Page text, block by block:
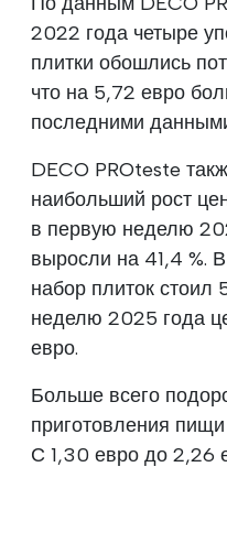
2022 года четыре
плитки обошлись
что на 5,72 евро
последними
DECO PROteste
наибольший рост
в первую неделю
выросли на 41,4 %.
набор плиток
неделю 2025 года
евро.
Больше всего
приготовления
С 1,30 евро до 2,26